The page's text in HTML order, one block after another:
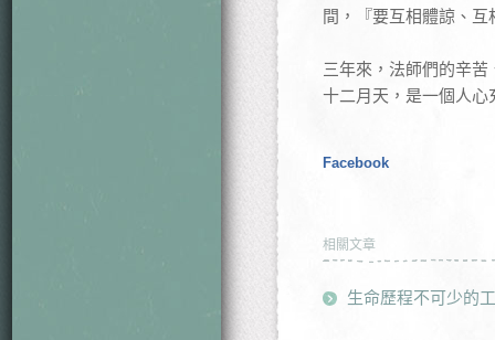
間，『要互相體諒、
三年來，法師們的辛
十二月天，是一個人心
Facebook
相關文章
生命歷程不可少的